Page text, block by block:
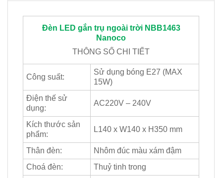
Đèn LED gắn trụ ngoài trời NBB1463
Nanoco
THÔNG SỐ CHI TIẾT
Công suất:
Sử dụng bóng E27 (MAX
15W)
Điện thế sử
dụng:
AC220V – 240V
Kích thước sản
phẩm:
L140 x W140 x H350 mm
Thân đèn:
Nhôm đúc màu xám đậm
Choá đèn:
Thuỷ tinh trong